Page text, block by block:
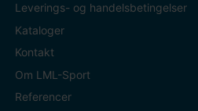
Leverings- og handelsbetingelser
Kataloger
Kontakt
Om LML-Sport
Referencer